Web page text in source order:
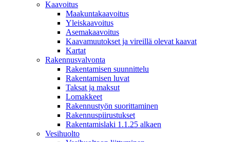
Kaavoitus
Maakuntakaavoitus
Yleiskaavoitus
Asemakaavoitus
Kaavamuutokset ja vireillä olevat kaavat
Kartat
Rakennusvalvonta
Rakentamisen suunnittelu
Rakentamisen luvat
Taksat ja maksut
Lomakkeet
Rakennustyön suorittaminen
Rakennuspiirustukset
Rakentamislaki 1.1.25 alkaen
Vesihuolto